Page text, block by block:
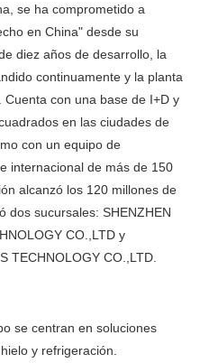
se ha comprometido a
en China" desde su
diez años de desarrollo, la
continuamente y la planta
con una base de I+D y
en las ciudades de
con un equipo de
internacional de más de 150
alcanzó los 120 millones de
dos sucursales: SHENZHEN
CO.,LTD y
TECHNOLOGY CO.,LTD.
se centran en soluciones
y refrigeración.